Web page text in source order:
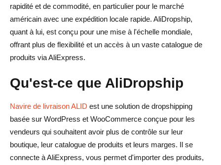
rapidité et de commodité, en particulier pour le marché
américain avec une expédition locale rapide. AliDropship,
quant à lui, est conçu pour une mise à l'échelle mondiale,
offrant plus de flexibilité et un accès à un vaste catalogue de
produits via AliExpress.
Qu'est-ce que AliDropship
Navire de livraison ALID est une solution de dropshipping
basée sur WordPress et WooCommerce conçue pour les
vendeurs qui souhaitent avoir plus de contrôle sur leur
boutique, leur catalogue de produits et leurs marges. Il se
connecte à AliExpress, vous permet d'importer des produits,